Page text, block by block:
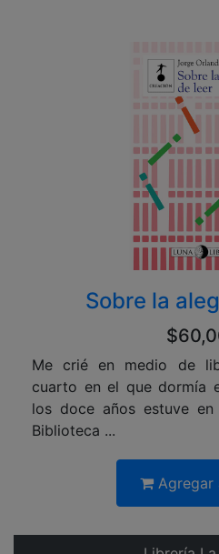
Sobre la
Me crié en medio de
cuarto en el que dormía
los doce años estuve
Biblioteca ...
Agregar